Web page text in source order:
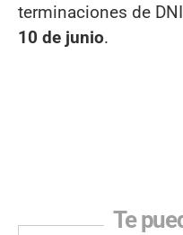
terminaciones de
10 de junio.
Te